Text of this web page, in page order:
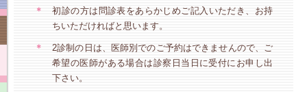
＊
初診の方は問診表をあらかじめご記入いただき、お持
ちいただければと思います。
＊
2診制の日は、医師別でのご予約はできませんので、ご
希望の医師がある場合は診察日当日に受付にお申し出
下さい。